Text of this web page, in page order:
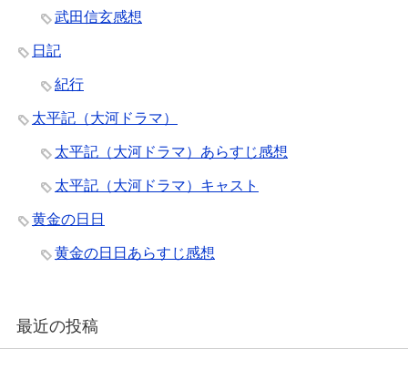
武田信玄感想
日記
紀行
太平記（大河ドラマ）
太平記（大河ドラマ）あらすじ感想
太平記（大河ドラマ）キャスト
黄金の日日
黄金の日日あらすじ感想
最近の投稿